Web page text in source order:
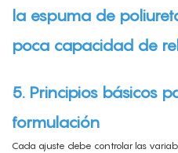
5. Principios básicos
formulación
Cada ajuste debe controlar las